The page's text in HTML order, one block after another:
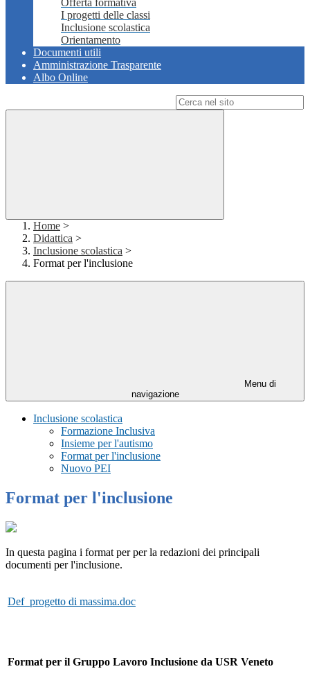
Offerta formativa
I progetti delle classi
Inclusione scolastica
Orientamento
Documenti utili
Amministrazione Trasparente
Albo Online
Home >
Didattica >
Inclusione scolastica >
Format per l'inclusione
Menu di
navigazione
Inclusione scolastica
Formazione Inclusiva
Insieme per l'autismo
Format per l'inclusione
Nuovo PEI
Format per l'inclusione
In questa pagina i format per per la redazioni dei principali
documenti per l'inclusione.
Def_progetto di massima.doc
Format per il Gruppo Lavoro Inclusione da USR Veneto